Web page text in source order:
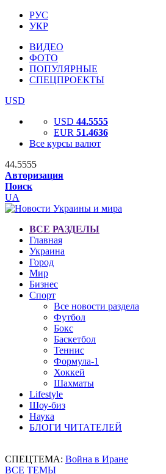
РУС
УКР
ВИДЕО
ФОТО
ПОПУЛЯРНЫЕ
СПЕЦПРОЕКТЫ
USD
USD 44.5555
EUR 51.4636
Все курсы валют
44.5555
Авторизация
Поиск
UA
ВСЕ РАЗДЕЛЫ
Главная
Украина
Город
Мир
Бизнес
Спорт
Все новости раздела
Футбол
Бокс
Баскетбол
Теннис
Формула-1
Хоккей
Шахматы
Lifestyle
Шоу-биз
Наука
БЛОГИ ЧИТАТЕЛЕЙ
СПЕЦТЕМА: Война в Иране
ВСЕ ТЕМЫ